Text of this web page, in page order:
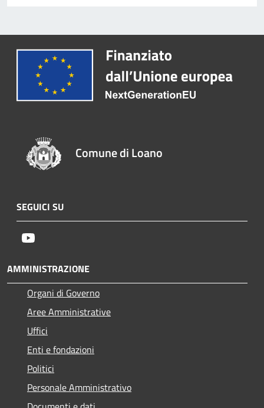
Comune di Loano
SEGUICI SU
AMMINISTRAZIONE
Organi di Governo
Aree Amministrative
Uffici
Enti e fondazioni
Politici
Personale Amministrativo